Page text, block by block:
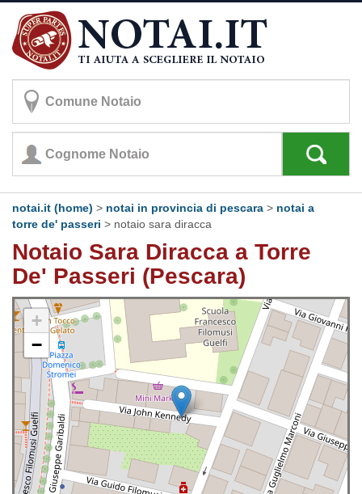
notai.it (home) > notai in provincia di pescara > notai a
torre de' passeri > notaio sara diracca
Notaio Sara Diracca a Torre
De' Passeri (Pescara)
+
−